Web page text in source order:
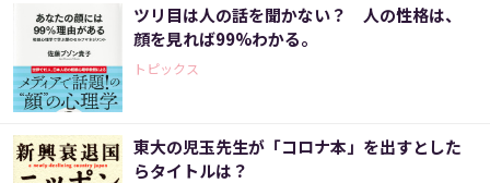
ツリ目は人の話を聞かない？ 人の性格は、
顔を見れば99%わかる。
トピックス
東大の児玉先生が「コロナ本」を出すとした
らタイトルは？